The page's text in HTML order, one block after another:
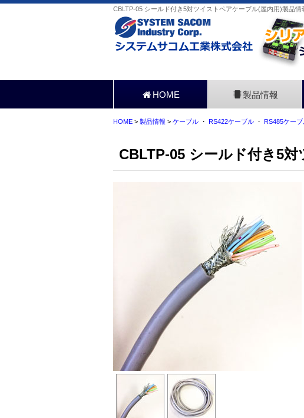
CBLTP-05 シールド付き5対ツイストペアケーブル(屋内用)製品
HOME 製品情報
HOME > 製品情報 > ケーブル ・ RS422ケーブル ・ RS485ケーブ
CBLTP-05 シールド付き5